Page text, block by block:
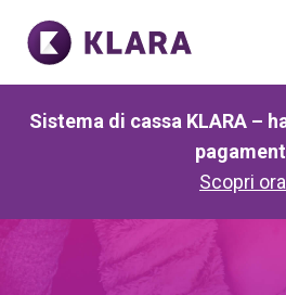
Sistema di cassa KLARA –
Scopri ora